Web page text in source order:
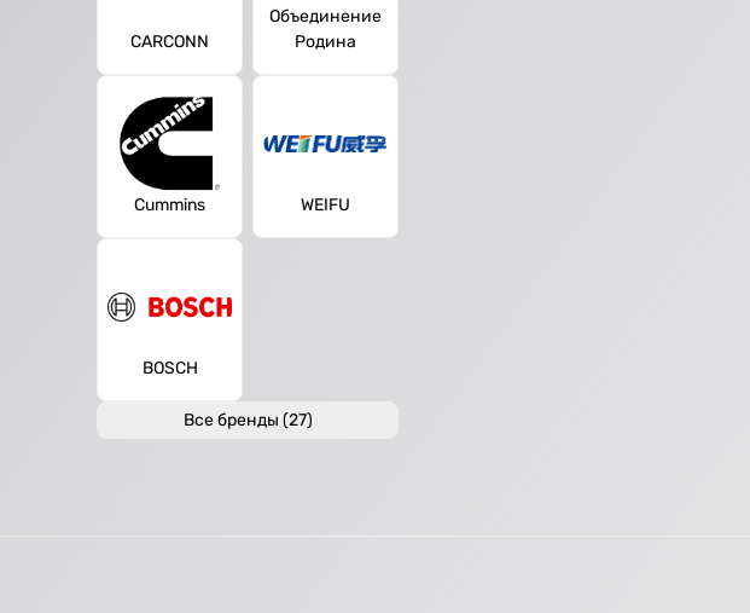
CARCONN
Объединение
Родина
Cummins WEIFU
BOSCH
Все бренды (27)